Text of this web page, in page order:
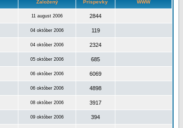
Založený Príspevky WWW
11 august 2006 2844
04 október 2006 119
04 október 2006 2324
05 október 2006 685
06 október 2006 6069
06 október 2006 4898
08 október 2006 3917
09 október 2006 394